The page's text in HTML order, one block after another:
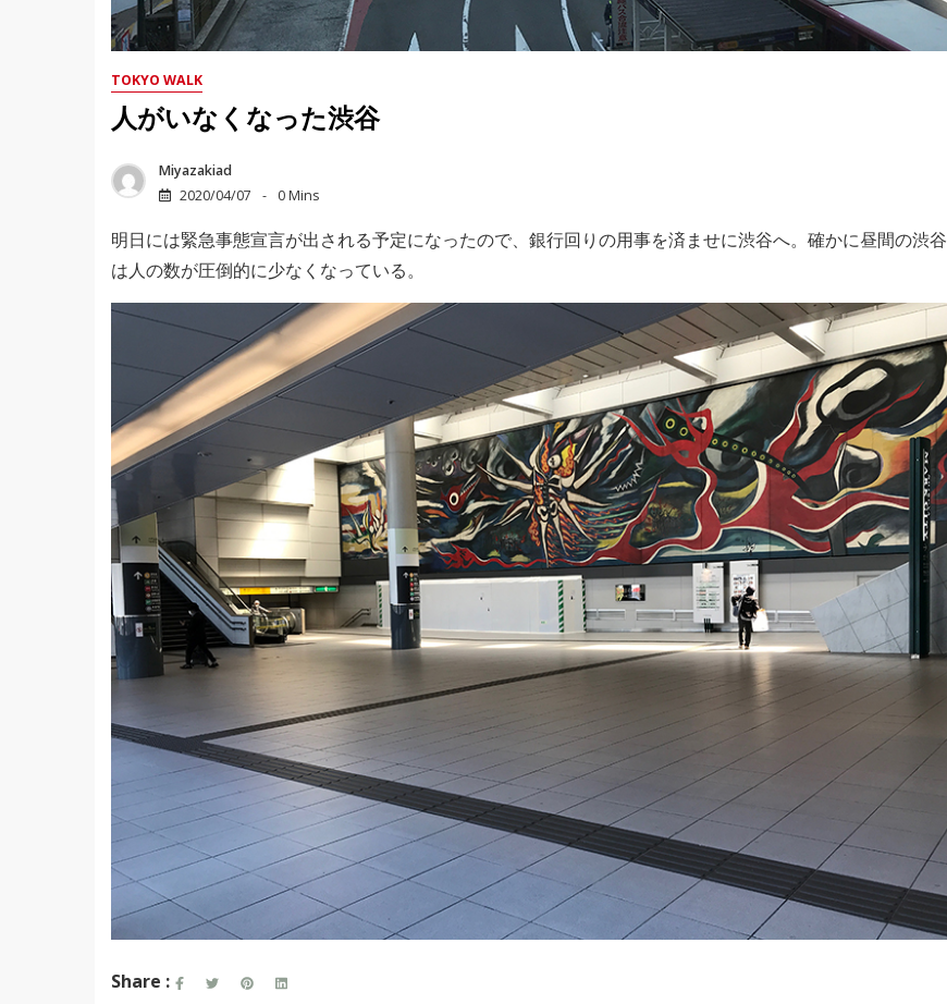
TOKYO WALK
人がいなくなった渋谷
Miyazakiad
2020/04/07
0 Mins
明日には緊急事態宣言が出される予定になったので、銀行回りの用事を済ませに渋谷へ。確かに昼間の渋谷
は人の数が圧倒的に少なくなっている。
Share :